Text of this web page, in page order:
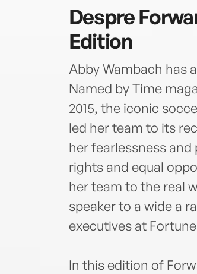
Despre
Edition
Abby Wambach has
Named by Time
2015, the iconic
led her team to its
her fearlessness and
rights and equal
her team to the real
speaker to a wide a
executives at
In this edition of